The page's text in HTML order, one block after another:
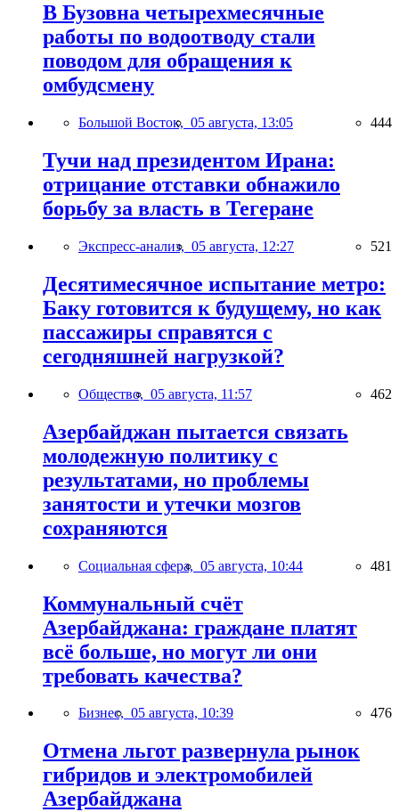
В Бузовна четырехмесячные
работы по водоотводу стали
поводом для обращения к
омбудсмену
Большой Восток, 05 августа, 13:05 444
Тучи над президентом Ирана:
отрицание отставки обнажило
борьбу за власть в Тегеране
Экспресс-анализ, 05 августа, 12:27 521
Десятимесячное испытание метро:
Баку готовится к будущему, но как
пассажиры справятся с
сегодняшней нагрузкой?
Общество, 05 августа, 11:57 462
Азербайджан пытается связать
молодежную политику с
результатами, но проблемы
занятости и утечки мозгов
сохраняются
Социальная сфера, 05 августа, 10:44 481
Коммунальный счёт
Азербайджана: граждане платят
всё больше, но могут ли они
требовать качества?
Бизнес, 05 августа, 10:39 476
Отмена льгот развернула рынок
гибридов и электромобилей
Азербайджана